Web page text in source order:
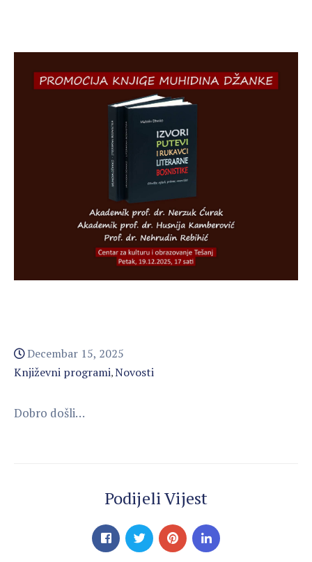
Decembar 15, 2025
Književni programi‚Novosti
Dobro došli…
Podijeli Vijest